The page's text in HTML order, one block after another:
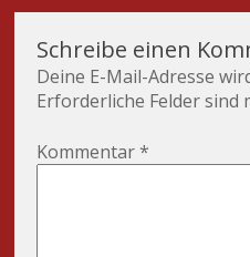
Schreibe einen
Deine E-Mail-Adresse
Erforderliche Felder sind
Kommentar*